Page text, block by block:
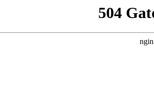
504